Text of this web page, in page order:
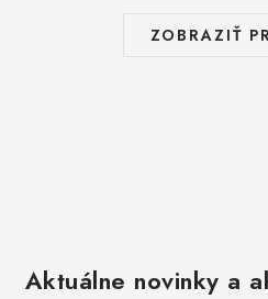
ZOBRAZIŤ
Aktuálne novinky a